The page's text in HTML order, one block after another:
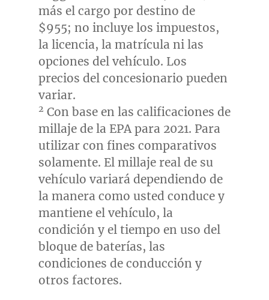
más el cargo por destino de
$955; no incluye los impuestos,
la licencia, la matrícula ni las
opciones del vehículo. Los
precios del concesionario pueden
variar.
2 Con base en las calificaciones de
millaje de la EPA para 2021. Para
utilizar con fines comparativos
solamente. El millaje real de su
vehículo variará dependiendo de
la manera como usted conduce y
mantiene el vehículo, la
condición y el tiempo en uso del
bloque de baterías, las
condiciones de conducción y
otros factores.